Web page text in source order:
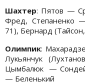
Шахтер: Пятов —
Фред, Степаненко
71), Бернард
Олимпик:
Лукьянчук
Цымбалюк —
— Беленький